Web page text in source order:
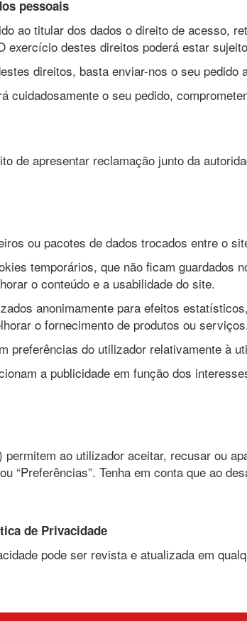
pessoais
ao titular dos dados o direito de acesso,
exercício destes direitos poderá estar
direitos, basta enviar-nos o seu
cuidadosamente o seu pedido,
de apresentar reclamação junto da
ou pacotes de dados trocados entre o
temporários, que não ficam guardados
o conteúdo e a usabilidade do site.
anonimamente para efeitos
o fornecimento de produtos ou
preferências do utilizador relativamente à
a publicidade em função dos
ao utilizador aceitar, recusar ou
“Preferências”. Tenha em conta que ao
de Privacidade
pode ser revista e atualizada em